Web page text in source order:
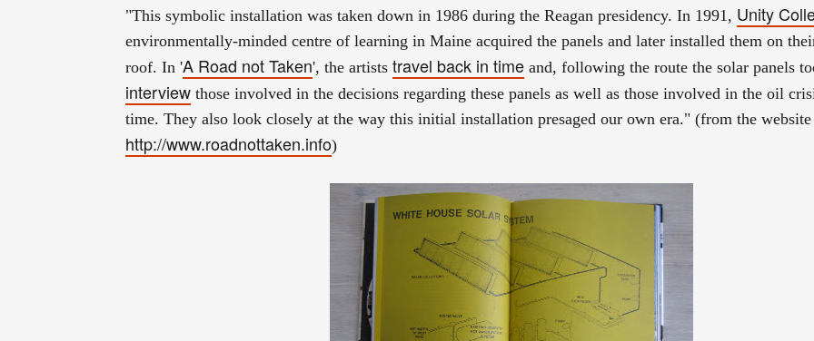
"This symbolic installation was taken down in 1986 during the Reagan presidency. In 1991, Unity
environmentally-minded centre of learning in Maine acquired the panels and later installed them on
roof. In 'A Road not Taken', the artists travel back in time and, following the route the solar panels
interview those involved in the decisions regarding these panels as well as those involved in the oil
time. They also look closely at the way this initial installation presaged our own era." (from the website
http://www.roadnottaken.info)